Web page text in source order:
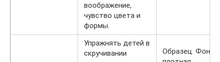
воображение,
чувство цвета и
формы.
Упражнять детей в
скручивании
Образец. Фон –